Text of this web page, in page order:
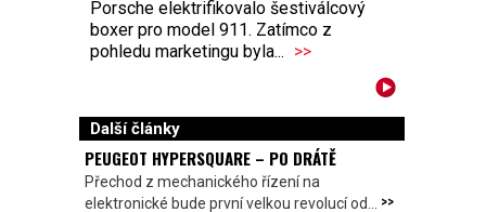
Porsche elektrifikovalo šestiválcový
boxer pro model 911. Zatímco z
pohledu marketingu byla... >>
Další články
PEUGEOT HYPERSQUARE – PO DRÁTĚ
Přechod z mechanického řízení na
elektronické bude první velkou revolucí od... >>